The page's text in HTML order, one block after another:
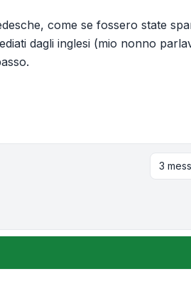
come se fossero state
dagli inglesi (mio nonno
3